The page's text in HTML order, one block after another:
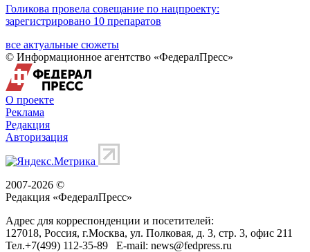
Голикова провела совещание по нацпроекту:
зарегистрировано 10 препаратов
все актуальные сюжеты
© Информационное агентство «ФедералПресс»
О проекте
Реклама
Редакция
Авторизация
2007-2026 ©
Редакция «ФедералПресс»
Адрес для корреспонденции и посетителей:
127018, Россия, г.Москва, ул. Полковая, д. 3, стр. 3, офис 211
Тел.+7(499) 112-35-89 E-mail: news@fedpress.ru